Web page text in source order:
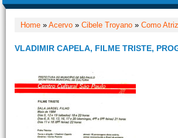
Home » Acervo » Cibele Troyano » Como Atriz
VLADIMIR CAPELA, FILME TRISTE,